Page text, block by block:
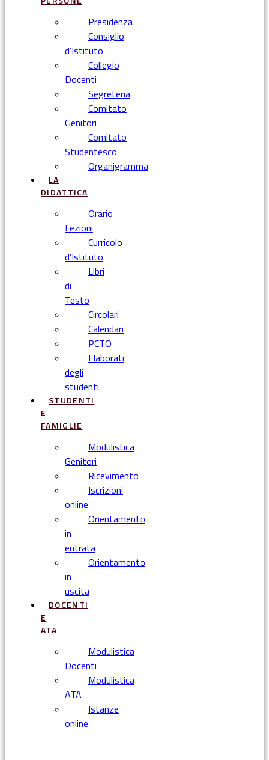
Presidenza
Consiglio
d’Istituto
Collegio
Docenti
Segreteria
Comitato
Genitori
Comitato
Studentesco
Organigramma
LA
DIDATTICA
Orario
Lezioni
Curricolo
d’Istituto
Libri
di
Testo
Circolari
Calendari
PCTO
Elaborati
degli
studenti
STUDENTI
E
FAMIGLIE
Modulistica
Genitori
Ricevimento
Iscrizioni
online
Orientamento
in
entrata
Orientamento
in
uscita
DOCENTI
E
ATA
Modulistica
Docenti
Modulistica
ATA
Istanze
online